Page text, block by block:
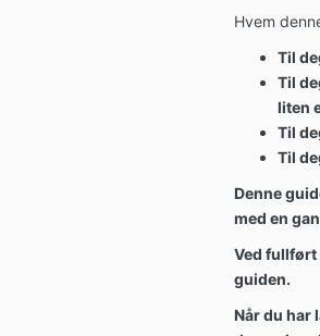
Hvem
Til
Til
liten
Til
Til
Denne
med en
Ved fullført
guiden.
Når du har